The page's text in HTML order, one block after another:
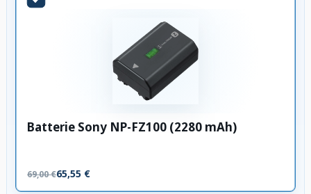
Batterie Sony NP-FZ100 (2280 mAh)
69,00 €65,55 €